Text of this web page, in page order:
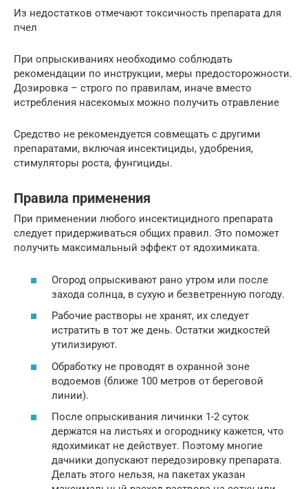
Из недостатков отмечают токсичность препарата для
пчел
При опрыскиваниях необходимо соблюдать
рекомендации по инструкции, меры предосторожности.
Дозировка – строго по правилам, иначе вместо
истребления насекомых можно получить отравление
Средство не рекомендуется совмещать с другими
препаратами, включая инсектициды, удобрения,
стимуляторы роста, фунгициды.
Правила применения
При применении любого инсектицидного препарата
следует придерживаться общих правил. Это поможет
получить максимальный эффект от ядохимиката.
Огород опрыскивают рано утром или после
захода солнца, в сухую и безветренную погоду.
Рабочие растворы не хранят, их следует
истратить в тот же день. Остатки жидкостей
утилизируют.
Обработку не проводят в охранной зоне
водоемов (ближе 100 метров от береговой
линии).
После опрыскивания личинки 1-2 суток
держатся на листьях и огороднику кажется, что
ядохимикат не действует. Поэтому многие
дачники допускают передозировку препарата.
Делать этого нельзя, на пакетах указан